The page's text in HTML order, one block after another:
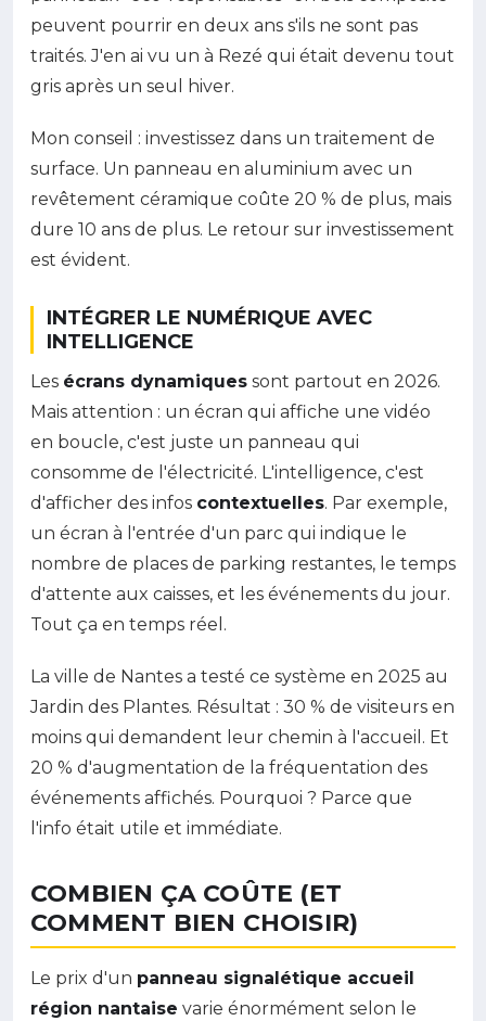
peuvent pourrir en deux ans s'ils ne sont pas
traités. J'en ai vu un à Rezé qui était devenu tout
gris après un seul hiver.
Mon conseil : investissez dans un traitement de
surface. Un panneau en aluminium avec un
revêtement céramique coûte 20 % de plus, mais
dure 10 ans de plus. Le retour sur investissement
est évident.
INTÉGRER LE NUMÉRIQUE AVEC
INTELLIGENCE
Les écrans dynamiques sont partout en 2026.
Mais attention : un écran qui affiche une vidéo
en boucle, c'est juste un panneau qui
consomme de l'électricité. L'intelligence, c'est
d'afficher des infos contextuelles. Par exemple,
un écran à l'entrée d'un parc qui indique le
nombre de places de parking restantes, le temps
d'attente aux caisses, et les événements du jour.
Tout ça en temps réel.
La ville de Nantes a testé ce système en 2025 au
Jardin des Plantes. Résultat : 30 % de visiteurs en
moins qui demandent leur chemin à l'accueil. Et
20 % d'augmentation de la fréquentation des
événements affichés. Pourquoi ? Parce que
l'info était utile et immédiate.
COMBIEN ÇA COÛTE (ET
COMMENT BIEN CHOISIR)
Le prix d'un panneau signalétique accueil
région nantaise varie énormément selon le